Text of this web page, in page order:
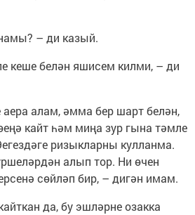
– ди казый.
кеше белән яшисем килми, – ди
аера алам, әмма бер шарт белән,
кайт һәм миңа зур гына тәмле
ризыкларны кулланма.
алып тор. Ни өчен
сөйләп бир, – дигән имам.
да, бу эшләрне озакка